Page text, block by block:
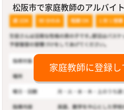
松阪市で家庭教師のアルバイ
家庭教師に登録し